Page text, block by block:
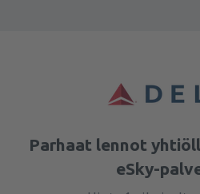
Parhaat lennot
eSky-